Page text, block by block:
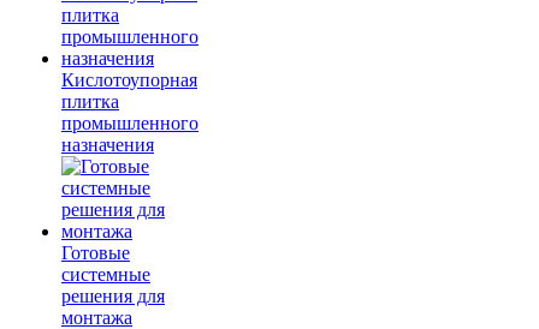
Кислотоупорная
плитка
промышленного
назначения
Готовые
системные
решения для
монтажа